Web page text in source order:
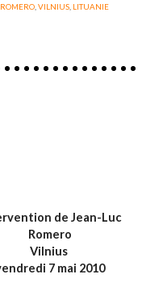
,VILNIUS LITUANIE
de Jean-Luc
Romero
Vilnius
7 mai 2010